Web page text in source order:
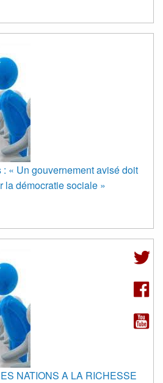
« Un gouvernement avisé doit
la démocratie sociale »
NATIONS A LA RICHESSE